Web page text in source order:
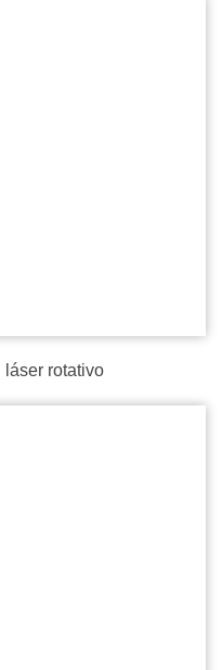
láser rotativo